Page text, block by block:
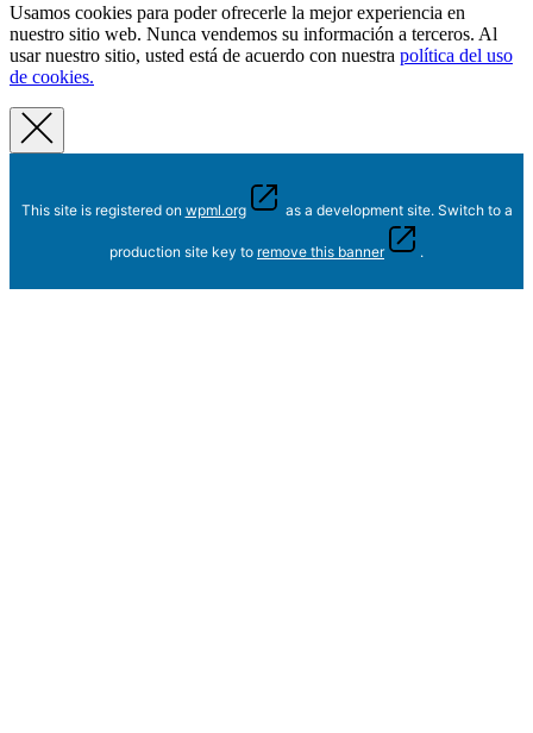
Usamos cookies para poder ofrecerle la mejor experiencia en
nuestro sitio web. Nunca vendemos su información a terceros. Al
usar nuestro sitio, usted está de acuerdo con nuestra política del uso
de cookies.
This site is registered on wpml.org as a development site. Switch to a
production site key to remove this banner .